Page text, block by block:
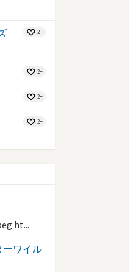
2+
2+
2+
2+
ht...
ーワイル